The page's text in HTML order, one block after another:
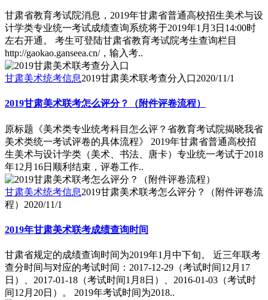
甘肃省教育考试院消息，2019年甘肃省普通高校招生美术与设
计学类专业统一考试成绩查询系统将于2019年1月3日14:00时
左右开通。 考生可登陆甘肃省教育考试院考生查询栏目
http://gaokao.ganseea.cn/，输入考..
甘肃美术统考信息2019甘肃美术联考查分入口2020/11/1
2019甘肃美术联考怎么评分？（附件评卷流程）
原标题《美术类专业统考科目怎么评？省教育考试院揭晓我省
美术类统一考试评卷的具体流程》 2019年甘肃省普通高校招
生美术与设计学类（美术、书法、唐卡）专业统一考试于2018
年12月16日顺利结束，评卷工作..
甘肃美术统考信息2019甘肃美术联考怎么评分？（附件评卷流
程） 2020/11/1
2019年甘肃美术联考成绩查询时间
甘肃省规定的成绩查询时间为2019年1月中下旬。 近三年联考
查分时间与对应的考试时间：2017-12-29（考试时间12月17
日）、2017-01-18（考试时间1月8日）、2016-01-03（考试时
间12月20日）。 2019年考试时间为2018..